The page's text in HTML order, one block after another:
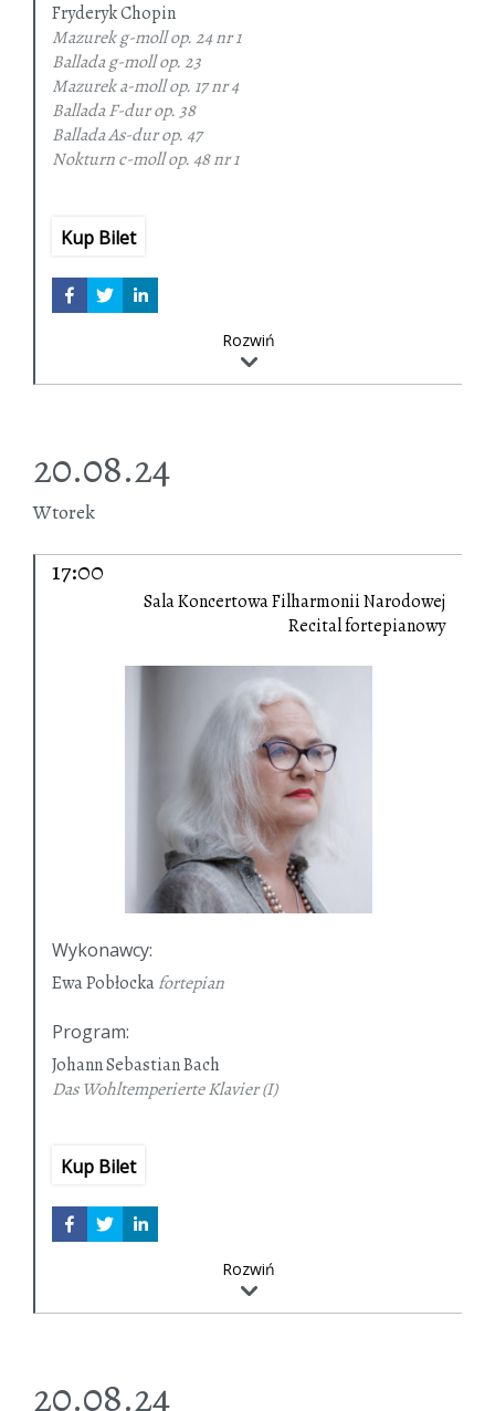
Fryderyk Chopin
Mazurek g-mollop. 24 nr 1
Ballada g-mollop. 23
Mazurek a-mollop. 17 nr 4
Ballada F-durop. 38
Ballada As-durop. 47
Nokturn c-mollop. 48 nr 1
Kup Bilet
Rozwiń
20.08.24
Wtorek
17:00
Sala Koncertowa Filharmonii Narodowej
Recital fortepianowy
Wykonawcy:
Ewa Pobłockafortepian
Program:
Johann Sebastian Bach
Das Wohltemperierte Klavier (I)
Kup Bilet
Rozwiń
20.08.24